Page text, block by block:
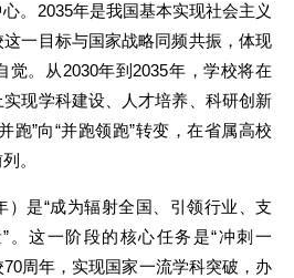
。2035年是我国基本实现社会主义
一目标与国家战略同频共振，体现
觉。从2030年到2035年，学校将在
现学科建设、人才培养、科研创新
跑”向“并跑领跑”转变，在省属高校
。
）是“成为辐射全国、引领行业、支
。这一阶段的核心任务是“冲刺一
70周年，实现国家一流学科突破，办